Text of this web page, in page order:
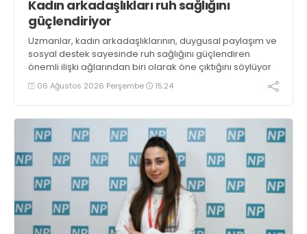
Kadın arkadaşlıkları ruh sağlığını
güçlendiriyor
Uzmanlar, kadın arkadaşlıklarının, duygusal paylaşım ve
sosyal destek sayesinde ruh sağlığını güçlendiren
önemli ilişki ağlarından biri olarak öne çıktığını söylüyor
06 Ağustos 2026 Perşembe 15:24